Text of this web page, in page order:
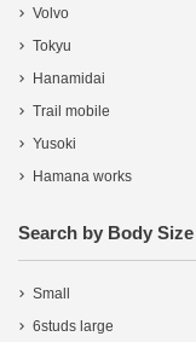
Volvo
Tokyu
Hanamidai
Trail mobile
Yusoki
Hamana works
Search by Body Size
Small
6studs large